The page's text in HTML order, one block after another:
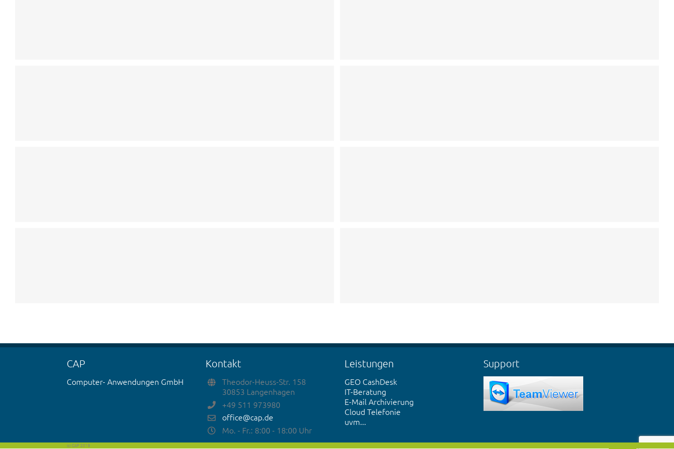
CAP
Computer- Anwendungen GmbH
Kontakt
Theodor-Heuss-Str. 158
30853 Langenhagen
+49 511 973980
office@cap.de
Mo. - Fr.: 8:00 - 18:00 Uhr
Leistungen
GEO CashDesk
IT-Beratung
E-Mail Archivierung
Cloud Telefonie
uvm...
Support
(c) CAP 2018